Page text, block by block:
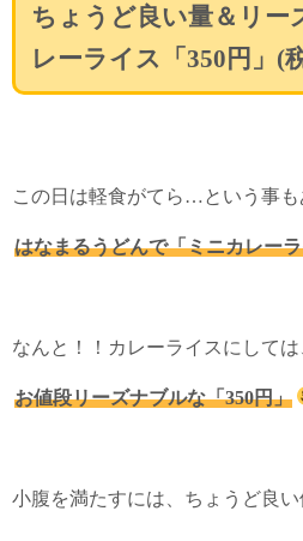
ちょうど良い量＆リー
レーライス「350円」(
この日は軽食がてら…という事も
はなまるうどんで「ミニカレー
なんと！！カレーライスにしては
お値段リーズナブルな「350円」
小腹を満たすには、ちょうど良